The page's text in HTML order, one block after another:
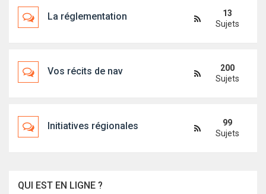
La réglementation
13
Sujets
Vos récits de nav
200
Sujets
Initiatives régionales
99
Sujets
QUI EST EN LIGNE ?